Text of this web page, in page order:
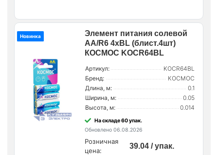
Новинка
Элемент питания солевой
AA/R6 4хBL (блист.4шт)
КОСМОС KOCR64BL
Артикул:
KOCR64BL
Бренд:
КОСМОС
Длина, м:
0.1
Ширина, м:
0.05
Высота, м:
0.014
На складе 60 упак.
Обновлено 06.08.2026
Розничная
цена:
39.04 / упак.